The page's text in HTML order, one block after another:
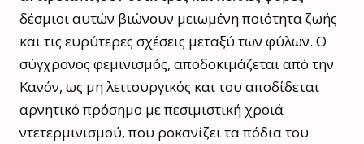
δέσμιοι αυτών βιώνουν μειωμένη ποιότητα ζωής
και τις ευρύτερες σχέσεις μεταξύ των φύλων. Ο
σύγχρονος φεμινισμός, αποδοκιμάζεται από την
Κανόν, ως μη λειτουργικός και του αποδίδεται
αρνητικό πρόσημο με πεσιμιστική χροιά
ντετερμινισμού, που ροκανίζει τα πόδια του